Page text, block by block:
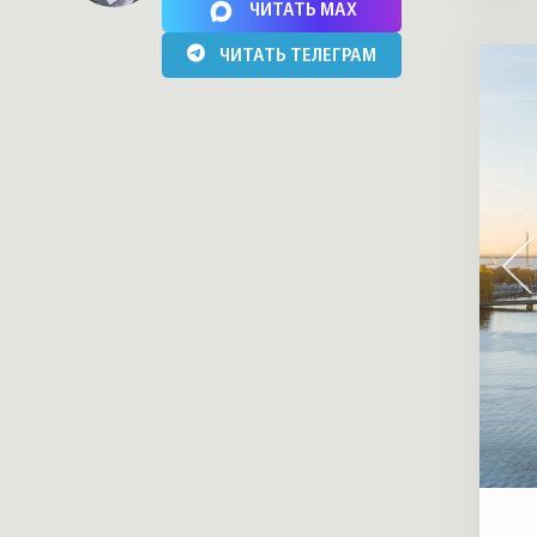
«Дом на Манежной площади»
«Каменноостровская коллекция, 62»
ЧИТАТЬ MAX
ЧИТАТЬ ТЕЛЕГРАМ